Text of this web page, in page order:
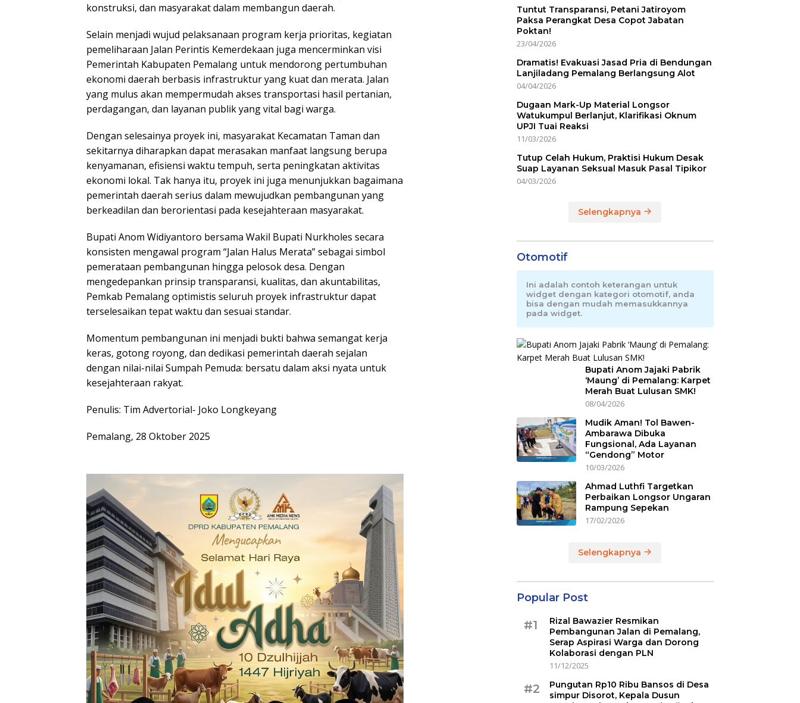
konstruksi, dan masyarakat dalam membangun daerah.
Selain menjadi wujud pelaksanaan program kerja prioritas, kegiatan
pemeliharaan Jalan Perintis Kemerdekaan juga mencerminkan visi
Pemerintah Kabupaten Pemalang untuk mendorong pertumbuhan
ekonomi daerah berbasis infrastruktur yang kuat dan merata. Jalan
yang mulus akan mempermudah akses transportasi hasil pertanian,
perdagangan, dan layanan publik yang vital bagi warga.
Dengan selesainya proyek ini, masyarakat Kecamatan Taman dan
sekitarnya diharapkan dapat merasakan manfaat langsung berupa
kenyamanan, efisiensi waktu tempuh, serta peningkatan aktivitas
ekonomi lokal. Tak hanya itu, proyek ini juga menunjukkan bagaimana
pemerintah daerah serius dalam mewujudkan pembangunan yang
berkeadilan dan berorientasi pada kesejahteraan masyarakat.
Bupati Anom Widiyantoro bersama Wakil Bupati Nurkholes secara
konsisten mengawal program “Jalan Halus Merata” sebagai simbol
pemerataan pembangunan hingga pelosok desa. Dengan
mengedepankan prinsip transparansi, kualitas, dan akuntabilitas,
Pemkab Pemalang optimistis seluruh proyek infrastruktur dapat
terselesaikan tepat waktu dan sesuai standar.
Momentum pembangunan ini menjadi bukti bahwa semangat kerja
keras, gotong royong, dan dedikasi pemerintah daerah sejalan
dengan nilai-nilai Sumpah Pemuda: bersatu dalam aksi nyata untuk
kesejahteraan rakyat.
Penulis: Tim Advertorial- Joko Longkeyang
Pemalang, 28 Oktober 2025
Tuntut Transparansi, Petani Jatiroyom
Paksa Perangkat Desa Copot Jabatan
Poktan!
23/04/2026
Dramatis! Evakuasi Jasad Pria di Bendungan
Lanjiladang Pemalang Berlangsung Alot
04/04/2026
Dugaan Mark-Up Material Longsor
Watukumpul Berlanjut, Klarifikasi Oknum
UPJI Tuai Reaksi
11/03/2026
Tutup Celah Hukum, Praktisi Hukum Desak
Suap Layanan Seksual Masuk Pasal Tipikor
04/03/2026
Selengkapnya
Otomotif
Ini adalah contoh keterangan untuk
widget dengan kategori otomotif, anda
bisa dengan mudah memasukkannya
pada widget.
Bupati Anom Jajaki Pabrik
‘Maung’ di Pemalang: Karpet
Merah Buat Lulusan SMK!
08/04/2026
Mudik Aman! Tol Bawen-
Ambarawa Dibuka
Fungsional, Ada Layanan
“Gendong” Motor
10/03/2026
Ahmad Luthfi Targetkan
Perbaikan Longsor Ungaran
Rampung Sepekan
17/02/2026
Selengkapnya
Popular Post
#1
Rizal Bawazier Resmikan
Pembangunan Jalan di Pemalang,
Serap Aspirasi Warga dan Dorong
Kolaborasi dengan PLN
11/12/2025
#2
Pungutan Rp10 Ribu Bansos di Desa
simpur Disorot, Kepala Dusun